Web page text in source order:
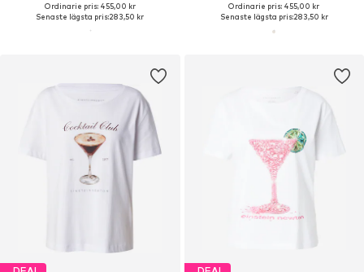
Ordinarie pris: 455,00 kr
Senaste lägsta pris:283,50 kr
Ordinarie pris: 455,00 kr
Senaste lägsta pris:283,50 kr